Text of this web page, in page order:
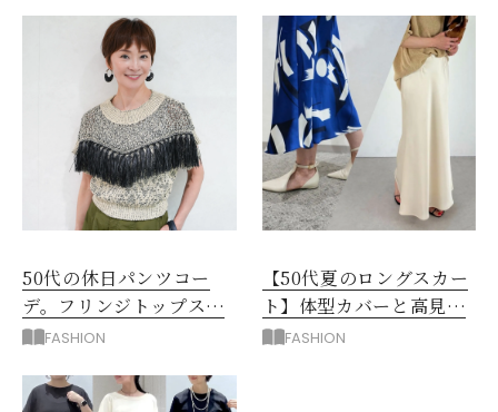
50代の休日パンツコー
デ。フリンジトップスを
主役に洗練アースカラー
FASHION
【50代夏のロングスカー
ト】体型カバーと高見え
を叶える4コーデ
FASHION